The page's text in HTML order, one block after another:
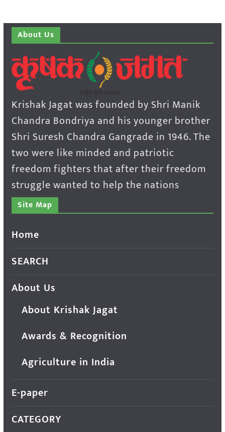
About Us
Krishak Jagat was founded by Shri Manik
Chandra Bondriya and his younger brother
Shri Suresh Chandra Gangrade in 1946. The
two were like minded and patriotic
freedom fighters that after their freedom
struggle wanted to help the nations
Site Map
Home
SEARCH
About Us
About Krishak Jagat
Awards & Recognition
Agriculture in India
E-paper
CATEGORY